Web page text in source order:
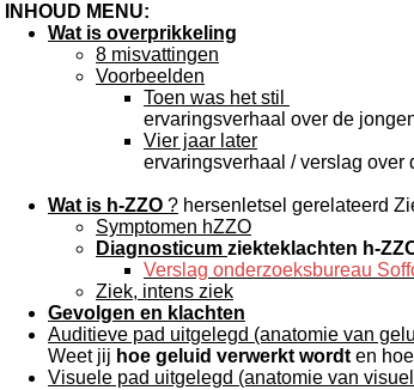
INHOUD MENU:
Wat is overprikkeling
8 misvattingen
Voorbeelden
Toen was het stil
ervaringsverhaal over de
Vier jaar later
ervaringsverhaal / verslag
Wat is h-ZZO ? hersenletsel gerelateerd
Symptomen hZZO
Diagnosticum ziekteklachten h-
Verslag onderzoeksbureau
Ziek, intens ziek
Gevolgen en klachten
Auditieve pad uitgelegd (anatomie van
Weet jij hoe geluid verwerkt wordt en
Visuele pad uitgelegd (anatomie van